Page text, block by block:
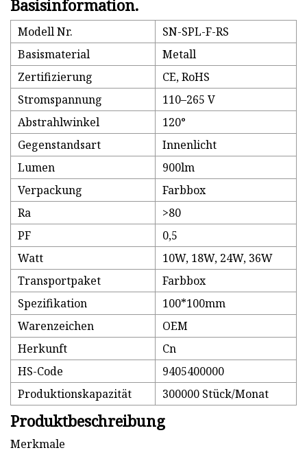
Basisinformation.
Modell Nr.
SN-SPL-F-RS
Basismaterial
Metall
Zertifizierung
CE, RoHS
Stromspannung
110–265 V
Abstrahlwinkel
120°
Gegenstandsart
Innenlicht
Lumen
900lm
Verpackung
Farbbox
Ra
>80
PF
0,5
Watt
10W, 18W, 24W, 36W
Transportpaket
Farbbox
Spezifikation
100*100mm
Warenzeichen
OEM
Herkunft
Cn
HS-Code
9405400000
Produktionskapazität
300000 Stück/Monat
Produktbeschreibung
Merkmale